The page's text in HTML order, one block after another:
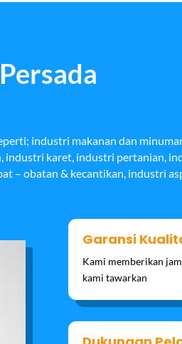
industri makanan dan
karet, industri pertanian,
– obatan & kecantikan, industri
Garansi
Kami memberikan
kami tawarkan